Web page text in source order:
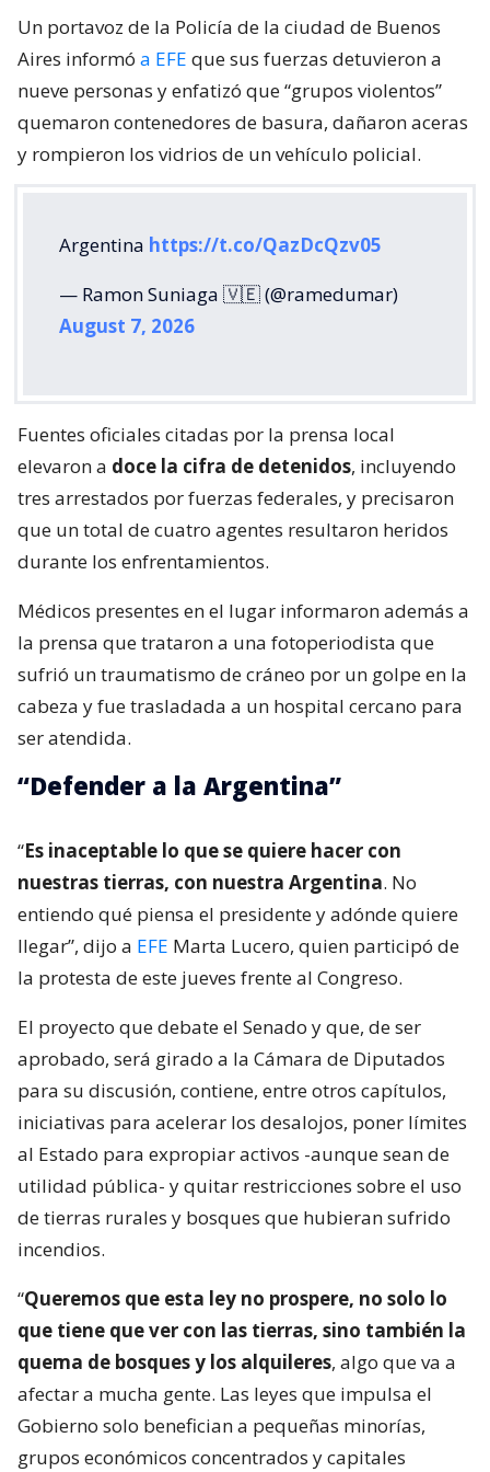
Un portavoz de la Policía de la ciudad de Buenos
Aires informó a EFE que sus fuerzas detuvieron a
nueve personas y enfatizó que “grupos violentos”
quemaron contenedores de basura, dañaron aceras
y rompieron los vidrios de un vehículo policial.
Argentina https://t.co/QazDcQzv05
— Ramon Suniaga 🇻🇪 (@ramedumar)
August 7, 2026
Fuentes oficiales citadas por la prensa local
elevaron a doce la cifra de detenidos, incluyendo
tres arrestados por fuerzas federales, y precisaron
que un total de cuatro agentes resultaron heridos
durante los enfrentamientos.
Médicos presentes en el lugar informaron además a
la prensa que trataron a una fotoperiodista que
sufrió un traumatismo de cráneo por un golpe en la
cabeza y fue trasladada a un hospital cercano para
ser atendida.
“Defender a la Argentina”
“Es inaceptable lo que se quiere hacer con
nuestras tierras, con nuestra Argentina. No
entiendo qué piensa el presidente y adónde quiere
llegar”, dijo a EFE Marta Lucero, quien participó de
la protesta de este jueves frente al Congreso.
El proyecto que debate el Senado y que, de ser
aprobado, será girado a la Cámara de Diputados
para su discusión, contiene, entre otros capítulos,
iniciativas para acelerar los desalojos, poner límites
al Estado para expropiar activos -aunque sean de
utilidad pública- y quitar restricciones sobre el uso
de tierras rurales y bosques que hubieran sufrido
incendios.
“Queremos que esta ley no prospere, no solo lo
que tiene que ver con las tierras, sino también la
quema de bosques y los alquileres, algo que va a
afectar a mucha gente. Las leyes que impulsa el
Gobierno solo benefician a pequeñas minorías,
grupos económicos concentrados y capitales